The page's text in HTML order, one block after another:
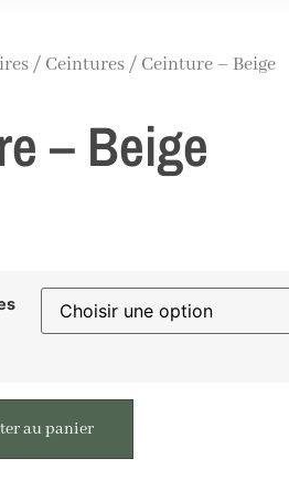
/ Ceintures / Ceinture – Beige
– Beige
au panier